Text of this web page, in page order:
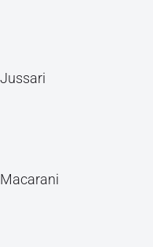
Jussari
Macarani